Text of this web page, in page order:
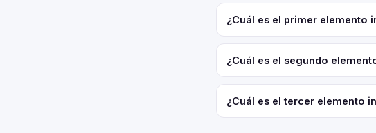
¿Cuál es el primer elemento
¿Cuál es el segundo
¿Cuál es el tercer elemento